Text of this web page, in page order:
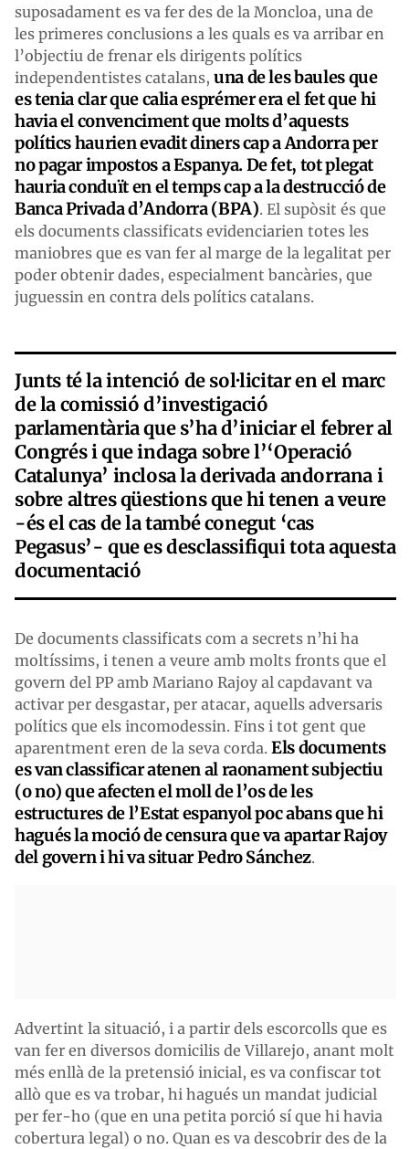
suposadament es va fer des de la Moncloa, una de
les primeres conclusions a les quals es va arribar en
l’objectiu de frenar els dirigents polítics
independentistes catalans, una de les baules que
es tenia clar que calia esprémer era el fet que hi
havia el convenciment que molts d’aquests
polítics haurien evadit diners cap a Andorra per
no pagar impostos a Espanya. De fet, tot plegat
hauria conduït en el temps cap a la destrucció de
Banca Privada d’Andorra (BPA). El supòsit és que
els documents classificats evidenciarien totes les
maniobres que es van fer al marge de la legalitat per
poder obtenir dades, especialment bancàries, que
juguessin en contra dels polítics catalans.
Junts té la intenció de sol·licitar en el marc
de la comissió d’investigació
parlamentària que s’ha d’iniciar el febrer al
Congrés i que indaga sobre l’‘Operació
Catalunya’ inclosa la derivada andorrana i
sobre altres qüestions que hi tenen a veure
-és el cas de la també conegut ‘cas
Pegasus’- que es desclassifiqui tota aquesta
documentació
De documents classificats com a secrets n’hi ha
moltíssims, i tenen a veure amb molts fronts que el
govern del PP amb Mariano Rajoy al capdavant va
activar per desgastar, per atacar, aquells adversaris
polítics que els incomodessin. Fins i tot gent que
aparentment eren de la seva corda. Els documents
es van classificar atenen al raonament subjectiu
(o no) que afecten el moll de l’os de les
estructures de l’Estat espanyol poc abans que hi
hagués la moció de censura que va apartar Rajoy
del govern i hi va situar Pedro Sánchez.
Advertint la situació, i a partir dels escorcolls que es
van fer en diversos domicilis de Villarejo, anant molt
més enllà de la pretensió inicial, es va confiscar tot
allò que es va trobar, hi hagués un mandat judicial
per fer-ho (que en una petita porció sí que hi havia
cobertura legal) o no. Quan es va descobrir des de la